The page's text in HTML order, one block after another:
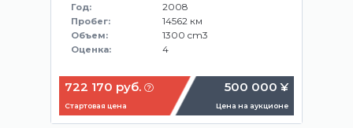
Год: 2008
Пробег: 14562 км
Объем: 1300 cm3
Оценка: 4
722 170 руб.
Стартовая цена
500 000 ¥
Цена на аукционе